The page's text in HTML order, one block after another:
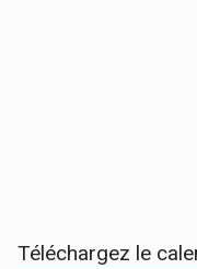
Téléchargez le